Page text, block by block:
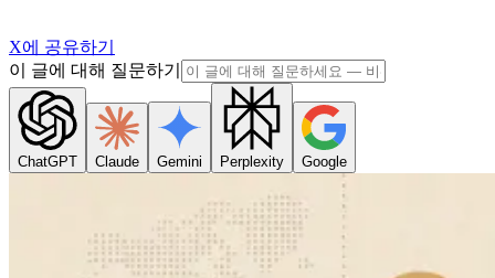
X에 공유하기
이 글에 대해 질문하기
ChatGPT Claude Gemini Perplexity Google